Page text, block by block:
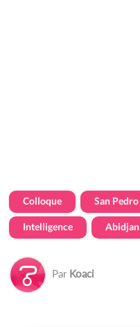
Colloque San Pedro
Intelligence Abidjan
Par Koaci